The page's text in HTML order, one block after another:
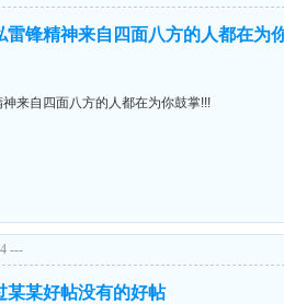
雷锋精神来自四面八方的人都在为
来自四面八方的人都在为你鼓掌!!!
---
某某好帖没有的好帖